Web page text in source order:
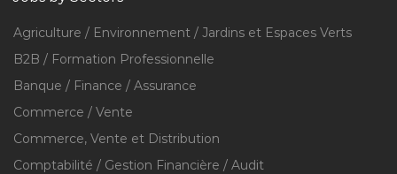
Agriculture / Environnement / Jardins et Espaces Verts
B2B / Formation Professionnelle
Banque / Finance / Assurance
Commerce / Vente
Commerce, Vente et Distribution
Comptabilité / Gestion Financière / Audit